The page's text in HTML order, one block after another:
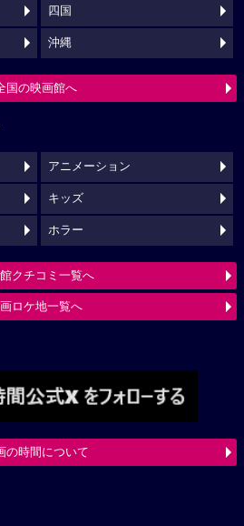
四国
沖縄
国の映画館へ
アニメーション
キッズ
ホラー
クチコミ一覧へ
ロケ地一覧へ
の時間について